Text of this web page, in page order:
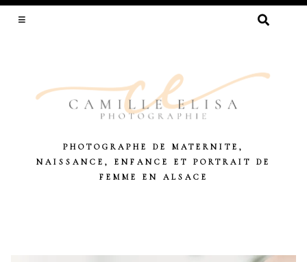
RECHERCHER :
PHOTOGRAPHE DE MATERNITE,
NAISSANCE, ENFANCE ET PORTRAIT DE
FEMME EN ALSACE